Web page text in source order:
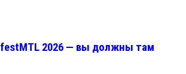
2026 — вы должны там